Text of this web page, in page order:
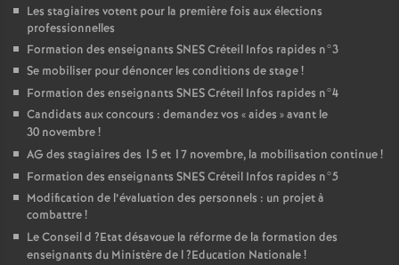
Les stagiaires votent pour la première fois aux élections
professionnelles
Formation des enseignants SNESCréteil Infos rapides n°3
Se mobiliser pour dénoncer les conditions de stage!
Formation des enseignants SNESCréteil Infos rapides n°4
Candidats aux concours : demandez vos «aides » avant le
30 novembre!
AG des stagiaires des 15 et 17 novembre, la mobilisation continue!
Formation des enseignants SNESCréteil Infos rapides n°5
Modification de l’évaluation des personnels : un projet à
combattre!
Le Conseil d ?Etat désavoue la réforme de la formation des
enseignants du Ministère de l?Education Nationale!